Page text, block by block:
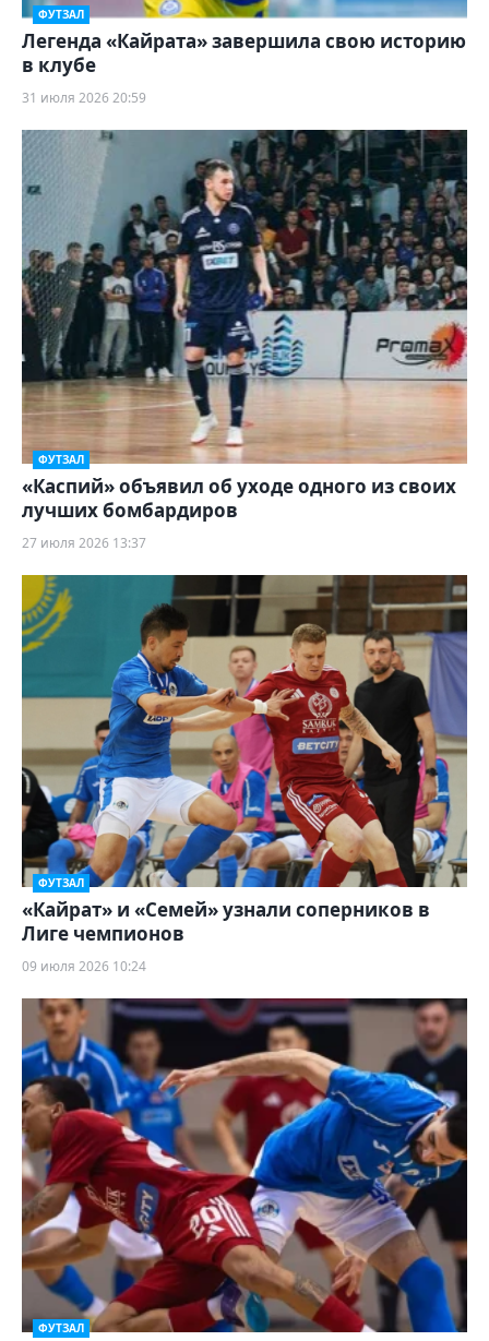
ФУТЗАЛ
Легенда «Кайрата» завершила свою историю
в клубе
31 июля 2026 20:59
ФУТЗАЛ
«Каспий» объявил об уходе одного из своих
лучших бомбардиров
27 июля 2026 13:37
ФУТЗАЛ
«Кайрат» и «Семей» узнали соперников в
Лиге чемпионов
09 июля 2026 10:24
ФУТЗАЛ